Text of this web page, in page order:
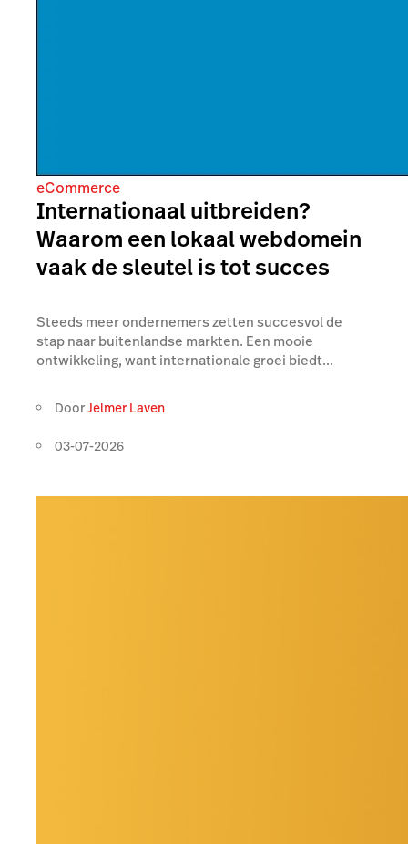
eCommerce
Internationaal uitbreiden?
Waarom een lokaal webdomein
vaak de sleutel is tot succes
Steeds meer ondernemers zetten succesvol de
stap naar buitenlandse markten. Een mooie
ontwikkeling, want internationale groei biedt...
DoorJelmer Laven
03-07-2026